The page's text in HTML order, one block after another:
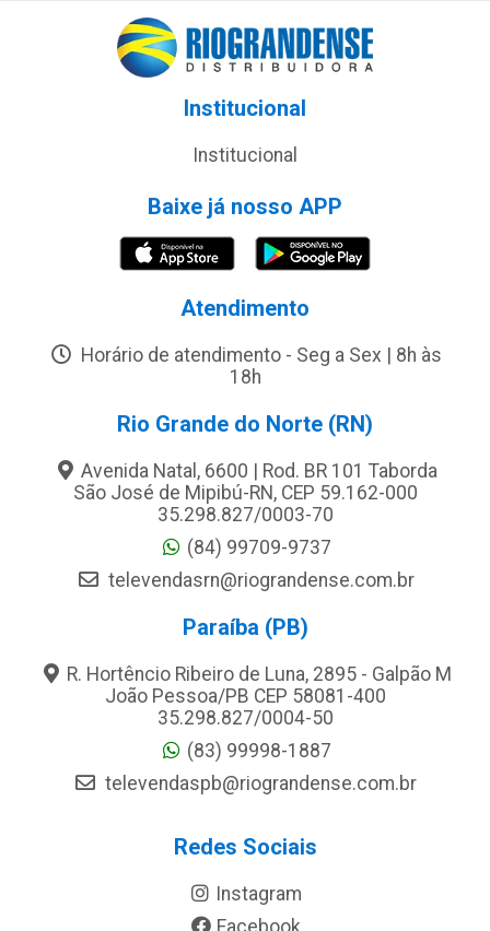
Institucional
Institucional
Baixe já nosso APP
Atendimento
Horário de atendimento - Seg a Sex | 8h às
18h
Rio Grande do Norte (RN)
Avenida Natal, 6600 | Rod. BR 101 Taborda
São José de Mipibú-RN, CEP 59.162-000
35.298.827/0003-70
(84) 99709-9737
televendasrn@riograndense.com.br
Paraíba (PB)
R. Hortêncio Ribeiro de Luna, 2895 - Galpão M
João Pessoa/PB CEP 58081-400
35.298.827/0004-50
(83) 99998-1887
televendaspb@riograndense.com.br
Redes Sociais
Instagram
Facebook